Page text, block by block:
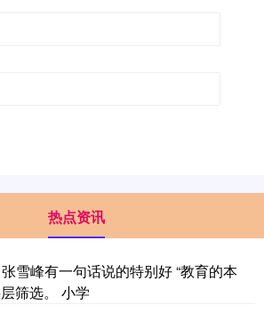
热点资讯
雪峰有一句话说的特别好 “教育的本
筛选。 小学